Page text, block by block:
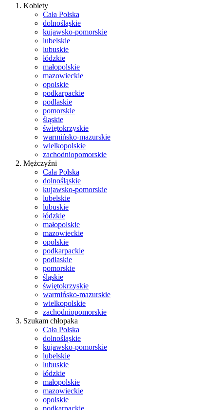
Kobiety
Cała Polska
dolnośląskie
kujawsko-pomorskie
lubelskie
lubuskie
łódzkie
małopolskie
mazowieckie
opolskie
podkarpackie
podlaskie
pomorskie
śląskie
świętokrzyskie
warmińsko-mazurskie
wielkopolskie
zachodniopomorskie
Mężczyźni
Cała Polska
dolnośląskie
kujawsko-pomorskie
lubelskie
lubuskie
łódzkie
małopolskie
mazowieckie
opolskie
podkarpackie
podlaskie
pomorskie
śląskie
świętokrzyskie
warmińsko-mazurskie
wielkopolskie
zachodniopomorskie
Szukam chłopaka
Cała Polska
dolnośląskie
kujawsko-pomorskie
lubelskie
lubuskie
łódzkie
małopolskie
mazowieckie
opolskie
podkarpackie